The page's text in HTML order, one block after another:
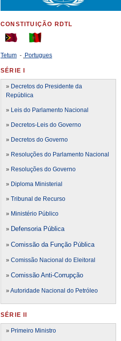
CONSTITUIÇÃO RDTL
Tetum - Portugues
SÉRIE I
» Decretos do Presidente da
República
» Leis do Parlamento Nacional
» Decretos-Leis do Governo
» Decretos do Governo
» Resoluções do Parlamento Nacional
» Resoluções do Governo
» Diploma Ministerial
» Tribunal de Recurso
» Ministério Público
» Defensoria Pública
» Comissão da Função Pública
» Comissão Nacional do Eleitoral
» Comissão Anti-Corrupção
» Autoridade Nacional do Petróleo
SÉRIE II
» Primeiro Ministro